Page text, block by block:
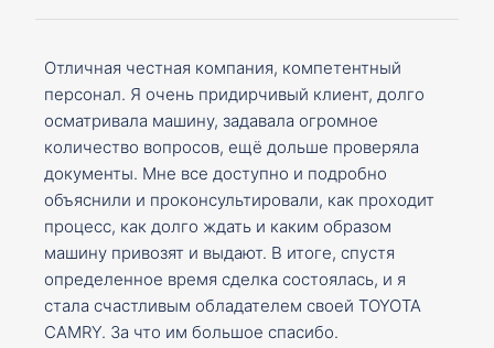
Отличная честная компания, компетентный
персонал. Я очень придирчивый клиент, долго
осматривала машину, задавала огромное
количество вопросов, ещё дольше проверяла
документы. Мне все доступно и подробно
объяснили и проконсультировали, как проходит
процесс, как долго ждать и каким образом
машину привозят и выдают. В итоге, спустя
определенное время сделка состоялась, и я
стала счастливым обладателем своей TOYOTA
CAMRY. За что им большое спасибо.